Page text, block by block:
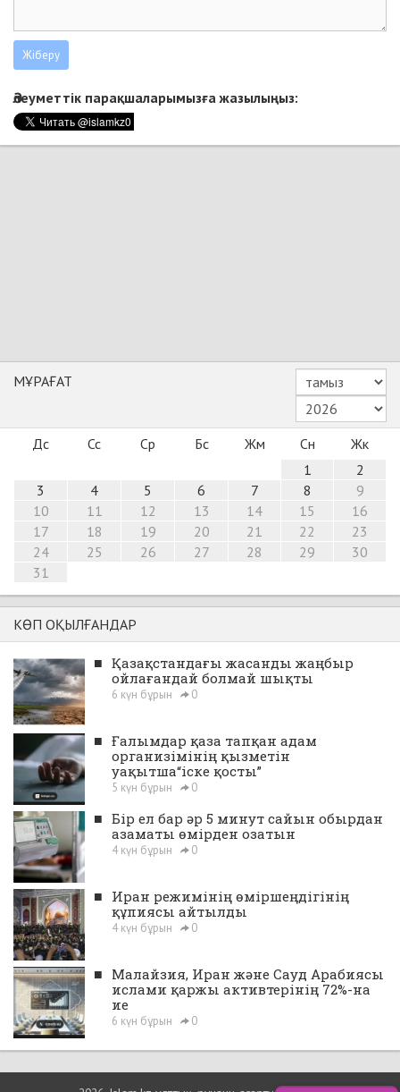
Әлеуметтік парақшаларымызға жазылыңыз:
МҰРАҒАТ
Дс Сс Ср Бс Жм Сн
Жк
1
2
3
4 5 6 7 8
9
10
11 12 13 14 15
16
17
18 19 20 21 22
23
24
25 26 27 28 29
30
31
КӨП ОҚЫЛҒАНДАР
■ Қазақстандағы жасанды жаңбыр
ойлағандай болмай шықты
6 күн бұрын 0
■ Ғалымдар қаза тапқан адам
организімінің қызметін
уақытша“іске қосты”
5 күн бұрын 0
■ Бір ел бар әр 5 минут сайын обырдан
азаматы өмірден озатын
4 күн бұрын 0
■ Иран режимінің өміршеңдігінің
құпиясы айтылды
4 күн бұрын 0
■ Малайзия, Иран және Сауд Арабиясы
ислами қаржы активтерінің 72%-на
ие
6 күн бұрын 0